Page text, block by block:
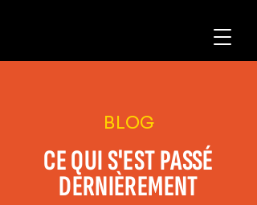
BLOG
CE QUI S'EST PASSÉ
DERNIÈREMENT